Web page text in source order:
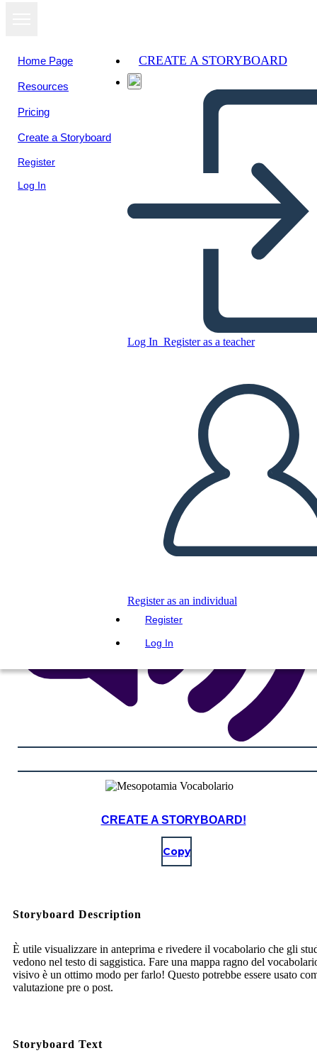
Home Page
Resources
Pricing
Create a Storyboard
Register
Log In
CREATE A STORYBOARD
Log In Register as a teacher
Register as an individual
Register
Log In
Mesopotamia Vocabolario
CREATE A STORYBOARD
PLAY SLIDESHOW
READ TO ME
CREATE A STORYBOARD!
Copy
Storyboard Description
È utile visualizzare in anteprima e rivedere il vocabolario che gli
vedono nel testo di saggistica. Fare una mappa ragno del
visivo è un ottimo modo per farlo! Questo potrebbe essere usato
valutazione pre o post.
Storyboard Text